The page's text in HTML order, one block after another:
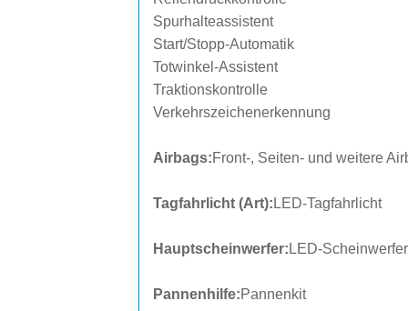
Spurhalteassistent
Start/Stopp-Automatik
Totwinkel-Assistent
Traktionskontrolle
Verkehrszeichenerkennung
Airbags:Front-, Seiten- und weitere
Tagfahrlicht (Art): LED-Tagfahrlicht
Hauptscheinwerfer: LED-Scheinwerfer
Pannenhilfe:Pannenkit